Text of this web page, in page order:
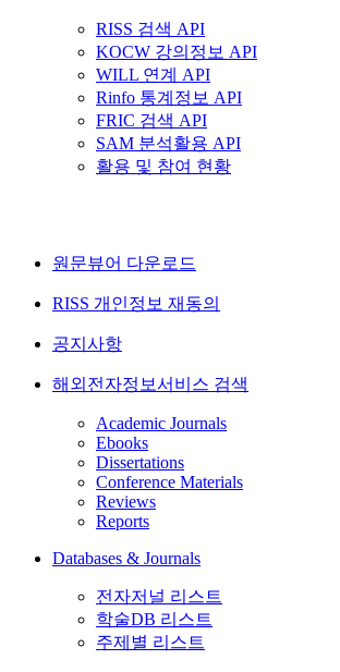
RISS 검색 API
KOCW 강의정보 API
WILL 연계 API
Rinfo 통계정보 API
FRIC 검색 API
SAM 분석활용 API
활용 및 참여 현황
원문뷰어 다운로드
RISS 개인정보 재동의
공지사항
해외전자정보서비스 검색
Academic Journals
Ebooks
Dissertations
Conference Materials
Reviews
Reports
Databases & Journals
전자저널 리스트
학술DB 리스트
주제별 리스트